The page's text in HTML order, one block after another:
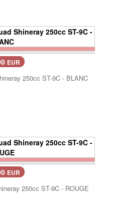
EUR
250cc ST-9C - BLANC
EUR
250cc ST-9C - ROUGE